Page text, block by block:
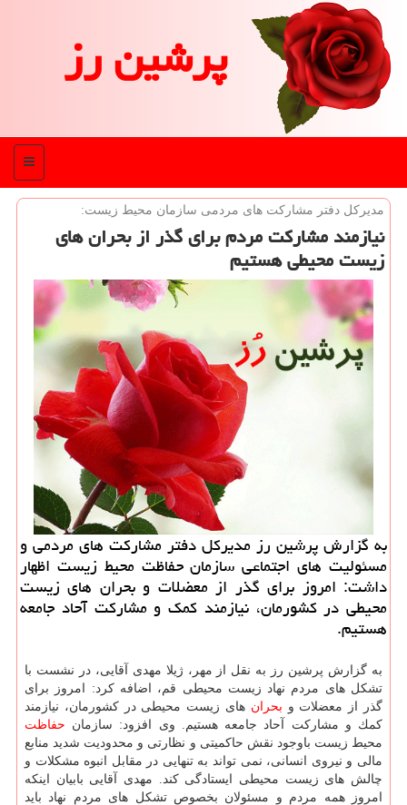
پرشین رز
منو
مدیركل دفتر مشاركت های مردمی سازمان محیط زیست:
نیازمند مشاركت مردم برای گذر از بحران های
زیست محیطی هستیم
به گزارش پرشین رز مدیركل دفتر مشاركت های مردمی و
مسئولیت های اجتماعی سازمان حفاظت محیط زیست اظهار
داشت: امروز برای گذر از معضلات و بحران های زیست
محیطی در كشورمان، نیازمند كمك و مشاركت آحاد جامعه
هستیم.
به گزارش پرشین رز به نقل از مهر، ژیلا مهدی آقایی، در نشست با
تشكل های مردم نهاد زیست محیطی قم، اضافه كرد: امروز برای
گذر از معضلات و بحران های زیست محیطی در كشورمان، نیازمند
كمك و مشاركت آحاد جامعه هستیم. وی افزود: سازمان حفاظت
محیط زیست باوجود نقش حاكمیتی و نظارتی و محدودیت شدید منابع
مالی و نیروی انسانی، نمی تواند به تنهایی در مقابل انبوه مشكلات و
چالش های زیست محیطی ایستادگی كند. مهدی آقایی بابیان اینكه
امروز همه مردم و مسئولان بخصوص تشكل های مردم نهاد باید